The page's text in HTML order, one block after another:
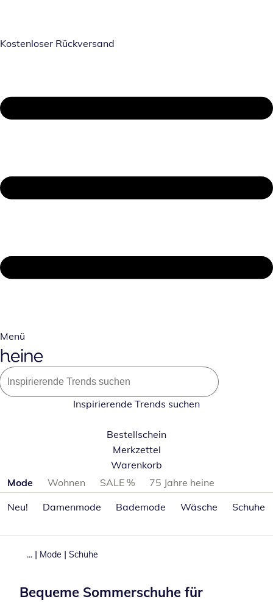
Kostenloser Rückversand
Menü
Inspirierende Trends suchen
Bestellschein
Merkzettel
Warenkorb
Produktkategorien überspringen
Mode Wohnen SALE %
75 Jahre heine
Neu!
Damenmode Bademode Wäsche Schuhe
... | Mode | Schuhe
Bequeme Sommerschuhe für